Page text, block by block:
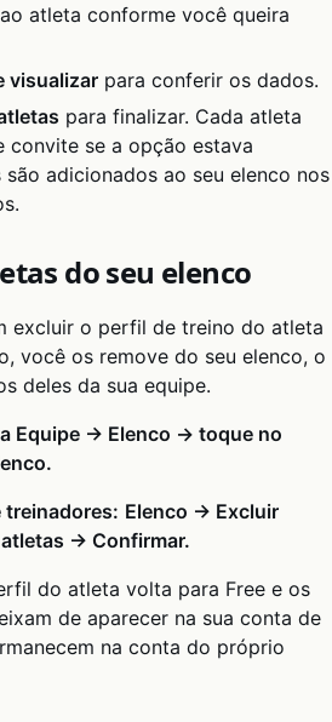
atleta conforme você queira
visualizar para conferir os dados.
para finalizar. Cada atleta
convite se a opção estava
adicionados ao seu elenco nos
do seu elenco
excluir o perfil de treino do atleta
você os remove do seu elenco, o
deles da sua equipe.
Equipe → Elenco → toque no
treinadores: Elenco → Excluir
→ Confirmar.
do atleta volta para Free e os
de aparecer na sua conta de
na conta do próprio